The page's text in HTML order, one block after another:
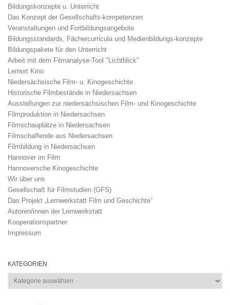
Bildungskonzepte u. Unterricht
Das Konzept der Gesellschafts-kompetenzen
Veranstaltungen und Fortbildungsangebote
Bildungsstandards, Fächercurricula und Medienbildungs-konzepte
Bildungspakete für den Unterricht
Arbeit mit dem Filmanalyse-Tool "Lichtblick"
Lernort Kino
Niedersächsische Film- u. Kinogeschichte
Historische Filmbestände in Niedersachsen
Ausstellungen zur niedersächsischen Film- und Kinogeschichte
Filmproduktion in Niedersachsen
Filmschauplätze in Niedersachsen
Filmschaffende aus Niedersachsen
Filmbildung in Niedersachsen
Hannover im Film
Hannoversche Kinogeschichte
Wir über uns
Gesellschaft für Filmstudien (GFS)
Das Projekt „Lernwerkstatt Film und Geschichte“
Autoren/innen der Lernwerkstatt
Kooperationspartner
Impressum
KATEGORIEN
Kategorien